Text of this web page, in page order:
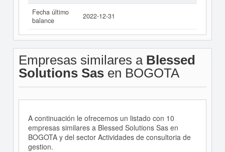
Fecha último
balance
2022-12-31
Empresas similares a Blessed
Solutions Sasen BOGOTA
A continuación le ofrecemos un listado con 10
empresas similares a Blessed Solutions Sas en
BOGOTA y del sector Actividades de consultoria de
gestion.